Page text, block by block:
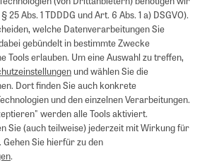
Abs. 1 TDDDG und Art. 6 Abs. 1 a) DSGVO).
welche Datenverarbeitungen Sie
gebündelt in bestimmte Zwecke
Tools erlauben. Um eine Auswahl zu treffen,
und wählen Sie die
Dort finden Sie auch konkrete
und den einzelnen Verarbeitungen.
werden alle Tools aktiviert.
Sie (auch teilweise) jederzeit mit Wirkung für
Sie hierfür zu den
.